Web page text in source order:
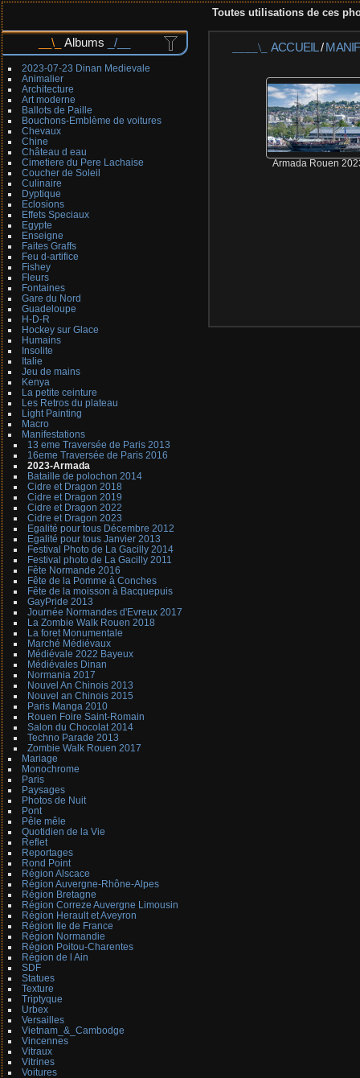
Toutes utilisations de ces
Albums
2023-07-23 Dinan Medievale
Animalier
Architecture
Art moderne
Ballots de Paille
Bouchons-Emblème de voitures
Chevaux
Chine
Château d eau
Cimetiere du Pere Lachaise
Coucher de Soleil
Culinaire
Dyptique
Eclosions
Effets Speciaux
Egypte
Enseigne
Faites Graffs
Feu d-artifice
Fishey
Fleurs
Fontaines
Gare du Nord
Guadeloupe
H-D-R
Hockey sur Glace
Humains
Insolite
Italie
Jeu de mains
Kenya
La petite ceinture
Les Retros du plateau
Light Painting
Macro
Manifestations
13 eme Traversée de Paris 2013
16eme Traversée de Paris 2016
2023-Armada
Bataille de polochon 2014
Cidre et Dragon 2018
Cidre et Dragon 2019
Cidre et Dragon 2022
Cidre et Dragon 2023
Egalité pour tous Décembre 2012
Egalité pour tous Janvier 2013
Festival Photo de La Gacilly 2014
Festival photo de La Gacilly 2011
Fête Normande 2016
Fête de la Pomme à Conches
Fête de la moisson à Bacquepuis
GayPride 2013
Journée Normandes d'Evreux 2017
La Zombie Walk Rouen 2018
La foret Monumentale
Marché Médiévaux
Médiévale 2022 Bayeux
Médiévales Dinan
Normania 2017
Nouvel An Chinois 2013
Nouvel an Chinois 2015
Paris Manga 2010
Rouen Foire Saint-Romain
Salon du Chocolat 2014
Techno Parade 2013
Zombie Walk Rouen 2017
Mariage
Monochrome
Paris
Paysages
Photos de Nuit
Pont
Pêle mêle
Quotidien de la Vie
Reflet
Reportages
Rond Point
Région Alscace
Région Auvergne-Rhône-Alpes
Région Bretagne
Région Correze Auvergne Limousin
Région Herault et Aveyron
Région Ile de France
Région Normandie
Région Poitou-Charentes
Région de l Ain
SDF
Statues
Texture
Triptyque
Urbex
Versailles
Vietnam_&_Cambodge
Vincennes
Vitraux
Vitrines
Voitures
ACCUEIL/
Armada Rouen